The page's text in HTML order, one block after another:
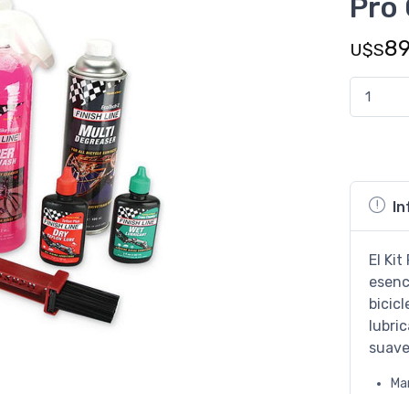
Pro
U$S
El